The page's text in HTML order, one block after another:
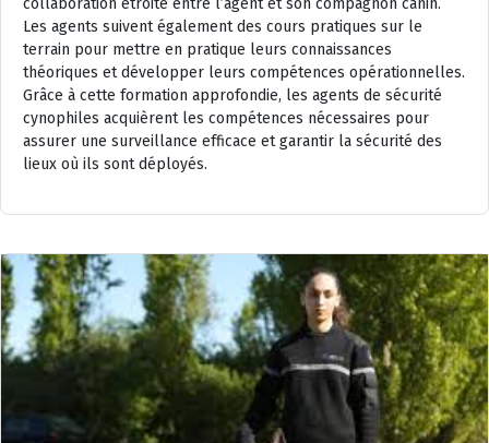
Les agents suivent également des cours pratiques sur le
terrain pour mettre en pratique leurs connaissances
théoriques et développer leurs compétences opérationnelles.
Grâce à cette formation approfondie, les agents de sécurité
cynophiles acquièrent les compétences nécessaires pour
assurer une surveillance efficace et garantir la sécurité des
lieux où ils sont déployés.